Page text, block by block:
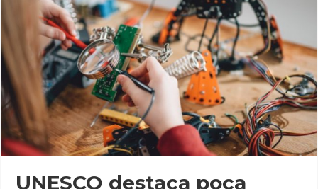
UNESCO destaca poca